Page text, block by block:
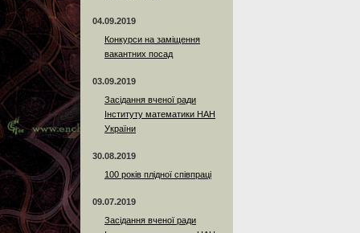
04.09.2019
Конкурси на заміщення
вакантних посад
03.09.2019
Засідання вченої ради
Інституту математики НАН
України
30.08.2019
100 років плідної співпраці
09.07.2019
Засідання вченої ради